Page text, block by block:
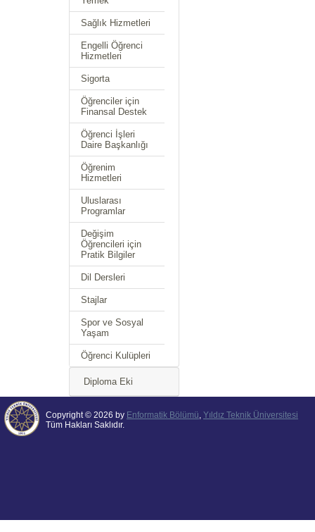
Sağlık Hizmetleri
Engelli Öğrenci
Hizmetleri
Sigorta
Öğrenciler için
Finansal Destek
Öğrenci İşleri
Daire Başkanlığı
Öğrenim
Hizmetleri
Uluslarası
Programlar
Değişim
Öğrencileri için
Pratik Bilgiler
Dil Dersleri
Stajlar
Spor ve Sosyal
Yaşam
Öğrenci Kulüpleri
Diploma Eki
Copyright © 2026 by Enformatik Bölümü, Yıldız Teknik Üniversitesi
Tüm Hakları Saklıdır.